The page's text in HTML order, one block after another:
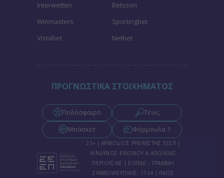
Interwetten
Betsson
Winmasters
Sportingbet
Vistabet
Netbet
ΠΡΟΓΝΩΣΤΙΚΑ ΣΤΟΙΧΗΜΑΤΟΣ
Ποδόσφαιρο
Τένις
Μπάσκετ
Φόρμουλα 1
21+ | ΑΡΜΟΔΙΟΣ ΡΥΘΜΙΣΤΗΣ ΕΕΕΠ |
ΚΙΝΔΥΝΟΣ ΕΘΙΣΜΟΥ & ΑΠΩΛΕΙΑΣ
ΠΕΡΙΟΥΣΙΑΣ | ΕΟΠΑΕ – ΓΡΑΜΜΗ
ΣΥΜΒΟΥΛΕΥΤΙΚΗΣ: 1114 | ΠΑΙΞΕ